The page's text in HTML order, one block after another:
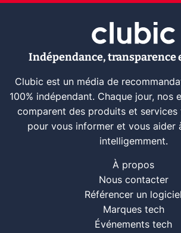
Indépendance, transparence
Clubic est un média de
100% indépendant. Chaque jour, nos
comparent des produits et services
pour vous informer et vous aider
intelligemment.
À propos
Nous contacter
Référencer un logiciel
Marques tech
Événements tech